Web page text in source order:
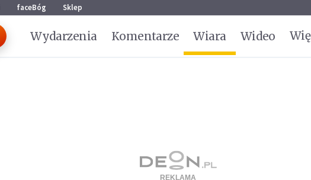
faceBóg Sklep
Wydarzenia Komentarze Wiara Wideo